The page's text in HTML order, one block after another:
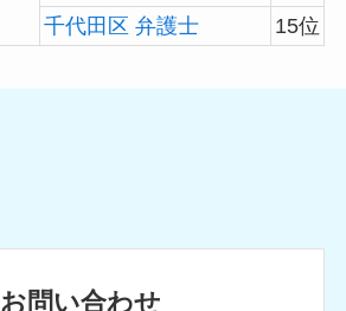
千代田区 弁護士 15位
お問い合わせ